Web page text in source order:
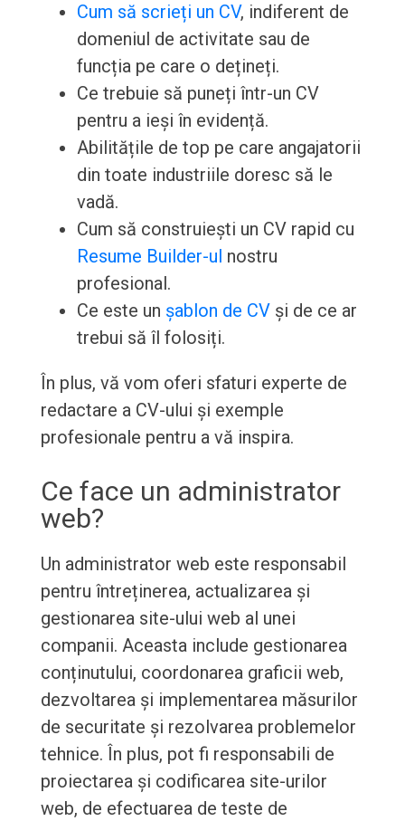
Cum să scrieți un CV, indiferent de
domeniul de activitate sau de
funcția pe care o dețineți.
Ce trebuie să puneți într-un CV
pentru a ieși în evidență.
Abilitățile de top pe care angajatorii
din toate industriile doresc să le
vadă.
Cum să construiești un CV rapid cu
Resume Builder-ul nostru
profesional.
Ce este un șablon de CVși de ce ar
trebui să îl folosiți.
În plus, vă vom oferi sfaturi experte de
redactare a CV-ului și exemple
profesionale pentru a vă inspira.
Ce face un administrator
web?
Un administrator web este responsabil
pentru întreținerea, actualizarea și
gestionarea site-ului web al unei
companii. Aceasta include gestionarea
conținutului, coordonarea graficii web,
dezvoltarea și implementarea măsurilor
de securitate și rezolvarea problemelor
tehnice. În plus, pot fi responsabili de
proiectarea și codificarea site-urilor
web, de efectuarea de teste de